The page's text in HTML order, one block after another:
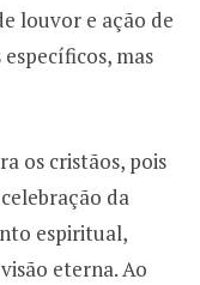
louvor e ação de
mas
os cristãos, pois
da
espiritual,
eterna. Ao